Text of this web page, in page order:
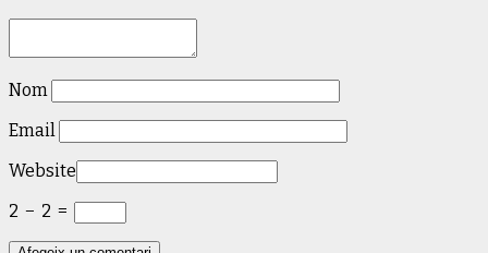
Nom
Email
Website
2 − 2 =